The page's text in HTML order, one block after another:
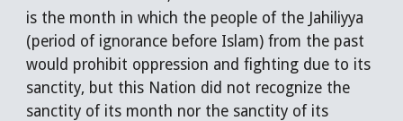
is the month in which the people of the Jahiliyya
(period of ignorance before Islam) from the past
would prohibit oppression and fighting due to its
sanctity, but this Nation did not recognize the
sanctity of its month nor the sanctity of its